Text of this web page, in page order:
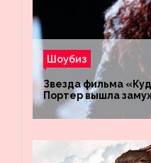
Шоубиз
Звезда фильма
Портер вышла